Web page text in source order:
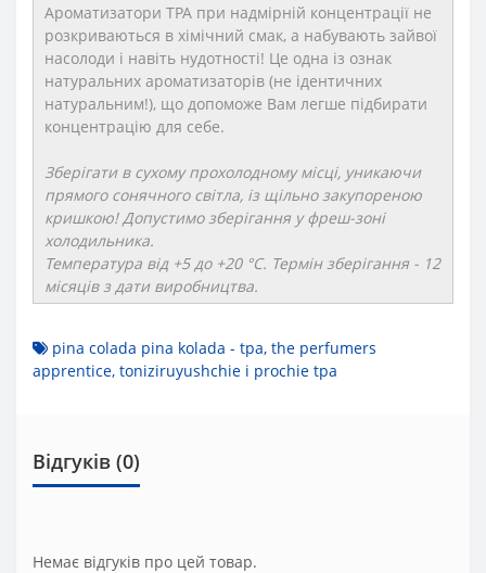
Ароматизатори TPA при надмірній концентрації не
розкриваються в хімічний смак, а набувають зайвої
насолоди і навіть нудотності! Це одна із ознак
натуральних ароматизаторів (не ідентичних
натуральним!), що допоможе Вам легше підбирати
концентрацію для себе.
Зберігати в сухому прохолодному місці, уникаючи
прямого сонячного світла, із щільно закупореною
кришкою! Допустимо зберігання у фреш-зоні
холодильника.
Температура від +5 до +20 °C. Термін зберігання - 12
місяців з дати виробництва.
pina colada pina kolada - tpa, the perfumers
apprentice, toniziruyushchie і prochie tpa
Відгуків (0)
Немає відгуків про цей товар.